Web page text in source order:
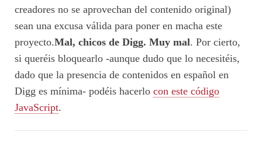
creadores no se aprovechan del contenido original)
sean una excusa válida para poner en macha este
proyecto.Mal, chicos de Digg. Muy mal. Por cierto,
si queréis bloquearlo -aunque dudo que lo necesitéis,
dado que la presencia de contenidos en español en
Digg es mínima- podéis hacerlo con este código
JavaScript.